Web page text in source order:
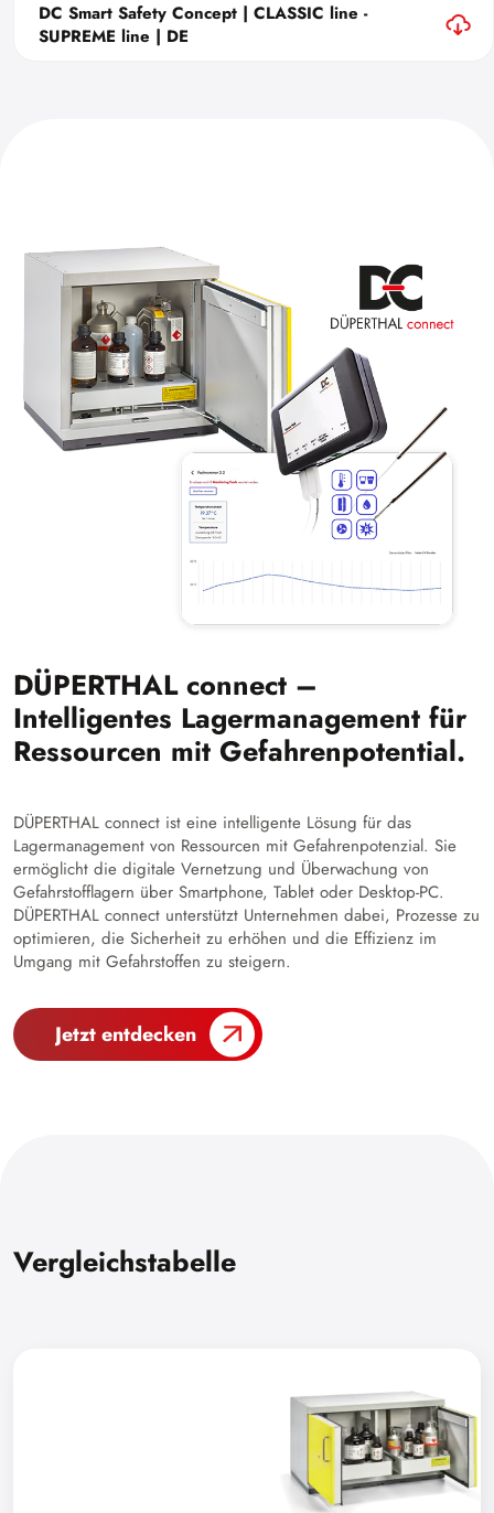
DC Smart Safety Concept | CLASSIC line -
SUPREME line | DE
DÜPERTHAL connect –
Intelligentes Lagermanagement für
Ressourcen mit Gefahrenpotential.
DÜPERTHAL connect ist eine intelligente Lösung für das
Lagermanagement von Ressourcen mit Gefahrenpotenzial. Sie
ermöglicht die digitale Vernetzung und Überwachung von
Gefahrstofflagern über Smartphone, Tablet oder Desktop-PC.
DÜPERTHAL connect unterstützt Unternehmen dabei, Prozesse zu
optimieren, die Sicherheit zu erhöhen und die Effizienz im
Umgang mit Gefahrstoffen zu steigern.
Jetzt entdecken
Vergleichstabelle